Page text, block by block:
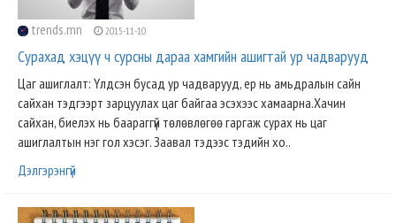
trends.mn 2015-11-10
Сурахад хэцүү ч сурсны дараа хамгийн ашигтай ур чадварууд
Цаг ашиглалт: Үлдсэн бусад ур чадварууд, ер нь амьдралын сайн
сайхан тэдгээрт зарцуулах цаг байгаа эсэхээс хамаарна.Хачин
сайхан, биелэх нь баараггүй төлөвлөгөө гаргаж сурах нь цаг
ашиглалтын нэг гол хэсэг. Заавал тэдээс тэдийн хо..
Дэлгэрэнгүй